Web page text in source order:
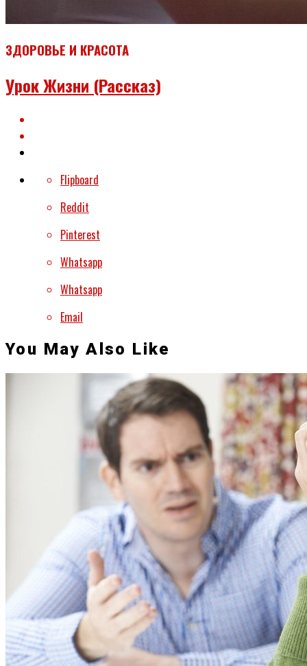
ЗДОРОВЬЕ И КРАСОТА
Урок Жизни (рассказ)
Flipboard
Reddit
Pinterest
Whatsapp
Whatsapp
Email
You May Also Like